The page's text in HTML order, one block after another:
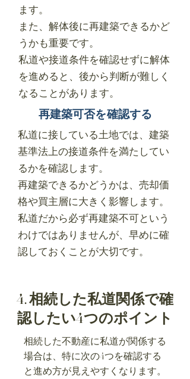
ます。
また、解体後に再建築できるかど
うかも重要です。
私道や接道条件を確認せずに解体
を進めると、後から判断が難しく
なることがあります。
再建築可否を確認する
私道に接している土地では、建築
基準法上の接道条件を満たしてい
るかを確認します。
再建築できるかどうかは、売却価
格や買主層に大きく影響します。
私道だから必ず再建築不可という
わけではありませんが、早めに確
認しておくことが大切です。
4. 相続した私道関係で確
認したい4つのポイント
相続した不動産に私道が関係する
場合は、特に次の4つを確認する
と進め方が見えやすくなります。